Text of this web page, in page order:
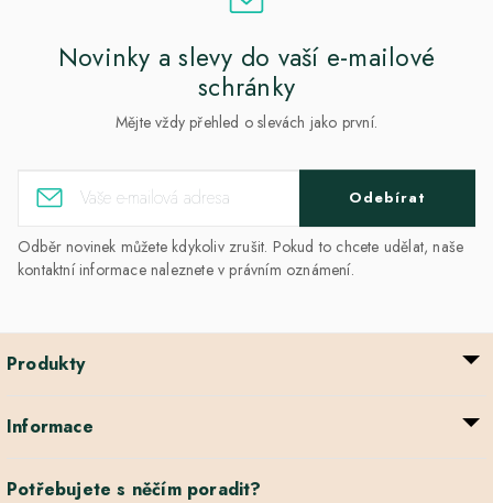
Novinky a slevy do vaší e-mailové
schránky
Mějte vždy přehled o slevách jako první.
Odebírat
Odběr novinek můžete kdykoliv zrušit. Pokud to chcete udělat, naše
kontaktní informace naleznete v právním oznámení.
Produkty
Informace
Potřebujete s něčím poradit?